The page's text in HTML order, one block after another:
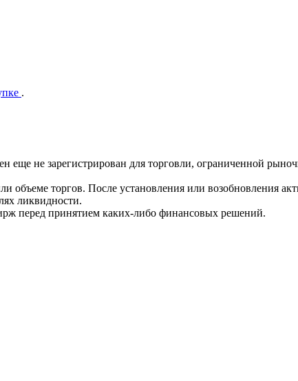
.
еще не зарегистрирован для торговли, ограниченной
торгов. После установления или возобновления
ликвидности.
перед принятием каких-либо финансовых решений.